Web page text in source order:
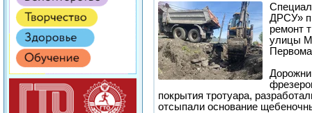
ДРСУ»
ремонт
улицы М
покрытия тротуара,
отсыпали основание